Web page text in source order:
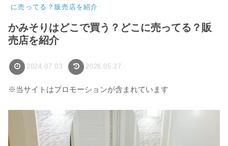
に売ってる？販売店を紹介
かみそりはどこで買う？どこに売ってる？販
売店を紹介
2024.07.03 2026.05.27
※当サイトはプロモーションが含まれています